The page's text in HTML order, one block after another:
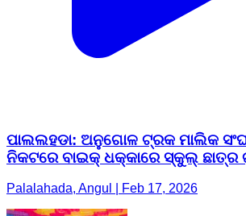
ପାଲଲହଡା: ଅନୁଗୋଳ ଟ୍ରକ ମାଲିକ ସଂଘ
ନିକଟରେ ବାଇକ୍ ଧକ୍କାରେ ସ୍କୁଲ୍
Palalahada, Angul | Feb 17, 2026